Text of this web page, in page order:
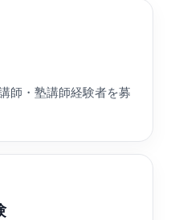
師・塾講師経験者を募